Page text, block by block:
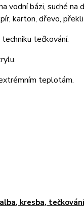
vodní bázi, suché na
karton, dřevo,
tečkování.
teplotám.
kresba,